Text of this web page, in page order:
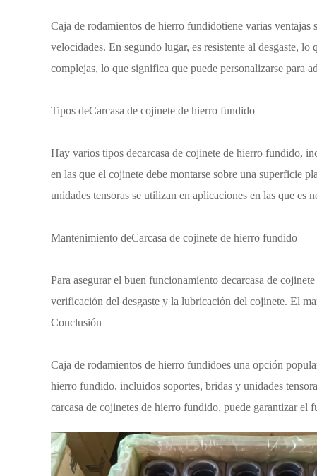
Caja de rodamientos de hierro fundidotiene varias ventajas
velocidades. En segundo lugar, es resistente al desgaste,
complejas, lo que significa que puede personalizarse para
Tipos deCarcasa de cojinete de hierro fundido
Hay varios tipos decarcasa de cojinete de hierro fundido,
en las que el cojinete debe montarse sobre una superficie
unidades tensoras se utilizan en aplicaciones en las que es
Mantenimiento deCarcasa de cojinete de hierro fundido
Para asegurar el buen funcionamiento decarcasa de
verificación del desgaste y la lubricación del cojinete. El
Conclusión
Caja de rodamientos de hierro fundidoes una opción
hierro fundido, incluidos soportes, bridas y unidades
carcasa de cojinetes de hierro fundido, puede garantizar el